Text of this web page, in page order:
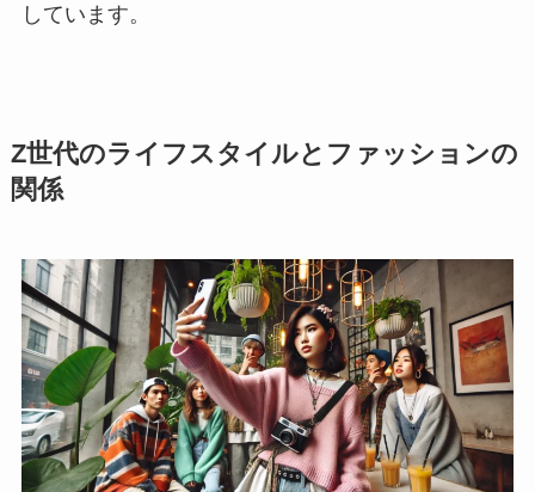
しています。
Z世代のライフスタイルとファッションの
関係